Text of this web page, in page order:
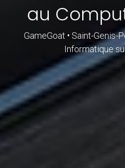
au
GameGoat • Saint-Genis-
Informatique